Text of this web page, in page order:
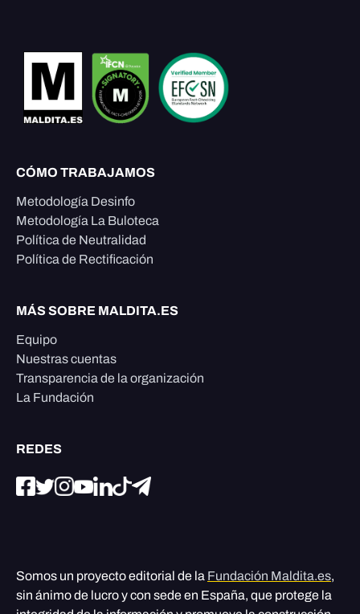
CÓMO TRABAJAMOS
Metodología Desinfo
Metodología La Buloteca
Política de Neutralidad
Política de Rectificación
MÁS SOBRE MALDITA.ES
Equipo
Nuestras cuentas
Transparencia de la organización
La Fundación
REDES
Somos un proyecto editorial de la Fundación Maldita.es,
sin ánimo de lucro y con sede en España, que protege la